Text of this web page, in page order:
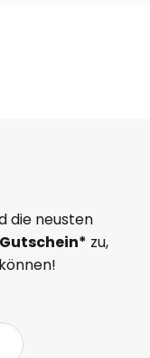
die neusten
zu,